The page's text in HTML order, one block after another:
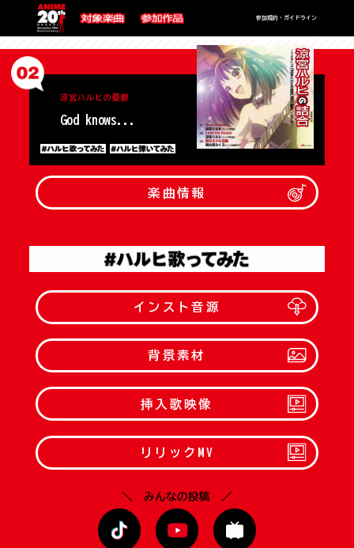
参加規約・ガイドライン
涼宮ハルヒの憂鬱
God knows...
楽曲情報
インスト音源
背景素材
挿入歌映像
リリックMV
＼ みんなの投稿 ／